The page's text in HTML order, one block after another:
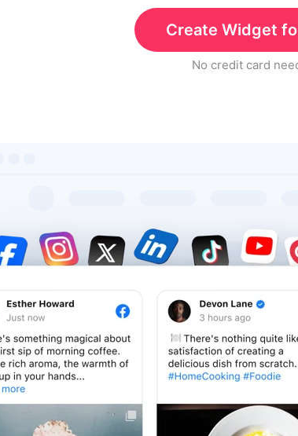
Create Widget
No credit card